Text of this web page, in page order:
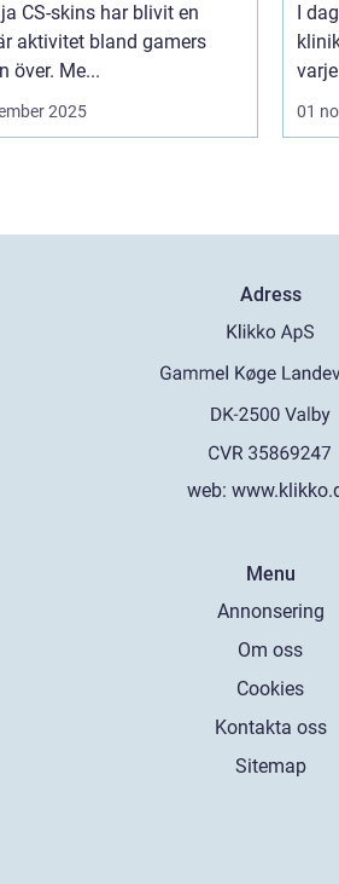
CS-skins har blivit en
aktivitet bland gamers
över. Me...
2025
I
01
Adress
web:
Menu
Annonsering
Om oss
Cookies
Kontakta oss
Sitemap